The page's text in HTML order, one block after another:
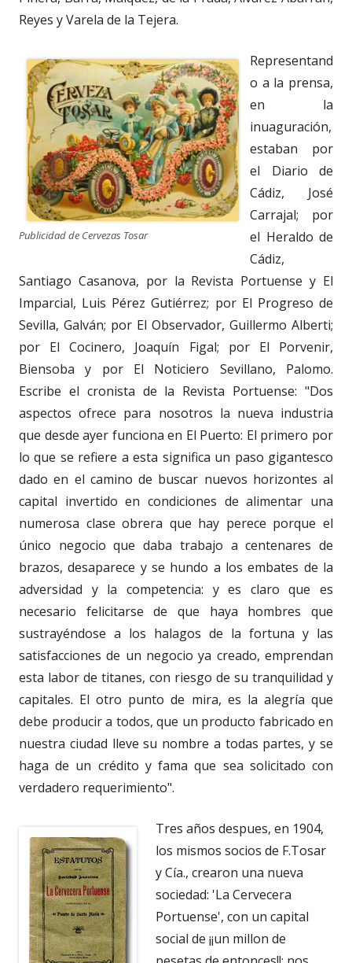
Reyes y Varela de la Tejera.
Publicidad de Cervezas Tosar
Representand
o a la prensa,
en la
inuaguración,
estaban por
el Diario de
Cádiz, José
Carrajal; por
el Heraldo de
Cádiz,
Santiago Casanova, por la Revista Portuense y El
Imparcial, Luis Pérez Gutiérrez; por El Progreso de
Sevilla, Galván; por El Observador, Guillermo Alberti;
por El Cocinero, Joaquín Figal; por El Porvenir,
Biensoba y por El Noticiero Sevillano, Palomo.
Escribe el cronista de la Revista Portuense: "Dos
aspectos ofrece para nosotros la nueva industria
que desde ayer funciona en El Puerto: El primero por
lo que se refiere a esta significa un paso gigantesco
dado en el camino de buscar nuevos horizontes al
capital invertido en condiciones de alimentar una
numerosa clase obrera que hay perece porque el
único negocio que daba trabajo a centenares de
brazos, desaparece y se hundo a los embates de la
adversidad y la competencia: y es claro que es
necesario felicitarse de que haya hombres que
sustrayéndose a los halagos de la fortuna y las
satisfacciones de un negocio ya creado, emprendan
esta labor de titanes, con riesgo de su tranquilidad y
capitales. El otro punto de mira, es la alegría que
debe producir a todos, que un producto fabricado en
nuestra ciudad lleve su nombre a todas partes, y se
haga de un crédito y fama que sea solicitado con
verdadero requerimiento".
Tres años despues, en 1904,
los mismos socios de F.Tosar
y Cía., crearon una nueva
sociedad: 'La Cervecera
Portuense', con un capital
social de ¡¡un millon de